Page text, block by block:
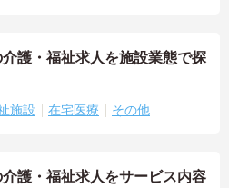
護・福祉求人を施設業態で探
施設 在宅医療 その他
護・福祉求人をサービス内容